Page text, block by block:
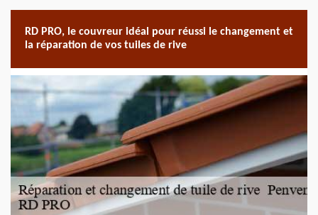
RD PRO, le couvreur idéal pour réussi le changement et
la réparation de vos tuiles de rive